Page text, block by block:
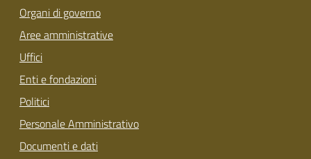
Organi di governo
Aree amministrative
Uffici
Enti e fondazioni
Politici
Personale Amministrativo
Documenti e dati